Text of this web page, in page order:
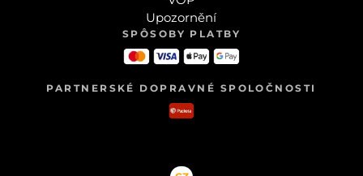
Upozornění
SPÔSOBY PLATBY
PARTNERSKÉ DOPRAVNÉ SPOLOČNOSTI